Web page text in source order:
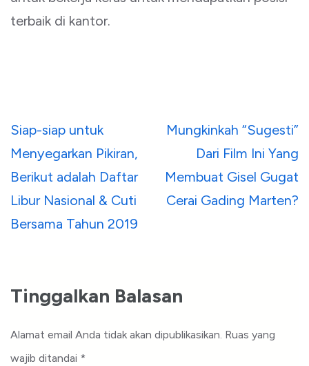
terbaik di kantor.
Navigasi
pos
Siap-siap untuk
Menyegarkan Pikiran,
Berikut adalah Daftar
Libur Nasional & Cuti
Bersama Tahun 2019
Mungkinkah “Sugesti”
Dari Film Ini Yang
Membuat Gisel Gugat
Cerai Gading Marten?
Tinggalkan Balasan
Alamat email Anda tidak akan dipublikasikan. Ruas yang
wajib ditandai *